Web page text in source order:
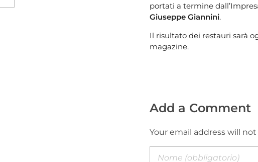
portati a termine
Giuseppe Giannini.
Il risultato dei restauri sarà
magazine.
Add a Comment
Your email address will